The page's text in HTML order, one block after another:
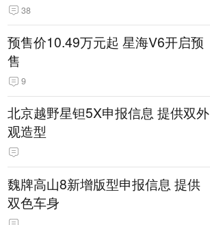
38
预售价10.49万元起 星海V6开启预
售
9
北京越野星钽5X申报信息 提供双外
观造型
魏牌高山8新增版型申报信息 提供
双色车身